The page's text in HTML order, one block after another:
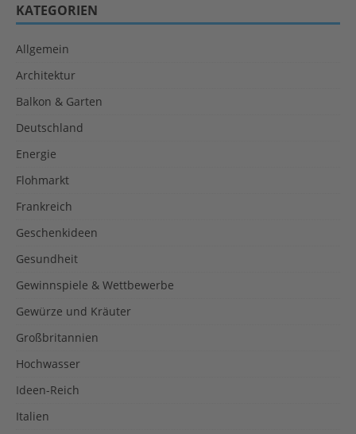
KATEGORIEN
Allgemein
Architektur
Balkon & Garten
Deutschland
Energie
Flohmarkt
Frankreich
Geschenkideen
Gesundheit
Gewinnspiele & Wettbewerbe
Gewürze und Kräuter
Großbritannien
Hochwasser
Ideen-Reich
Italien